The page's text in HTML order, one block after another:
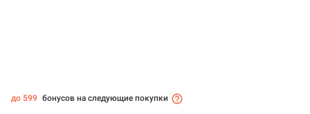
до 599 бонусов на следующие покупки